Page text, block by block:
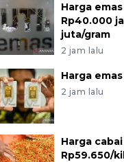
Harga
Rp40.000
juta/gram
2 jam lalu
Harga
2 jam lalu
Harga
Rp59.650/